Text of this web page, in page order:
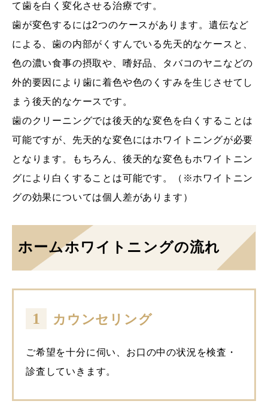
て歯を白く変化させる治療です。
歯が変色するには2つのケースがあります。遺伝など
による、歯の内部がくすんでいる先天的なケースと、
色の濃い食事の摂取や、嗜好品、タバコのヤニなどの
外的要因により歯に着色や色のくすみを生じさせてし
まう後天的なケースです。
歯のクリーニングでは後天的な変色を白くすることは
可能ですが、先天的な変色にはホワイトニングが必要
となります。もちろん、後天的な変色もホワイトニン
グにより白くすることは可能です。（※ホワイトニン
グの効果については個人差があります）
ホームホワイトニングの流れ
1 カウンセリング
ご希望を十分に伺い、お口の中の状況を検査・
診査していきます。